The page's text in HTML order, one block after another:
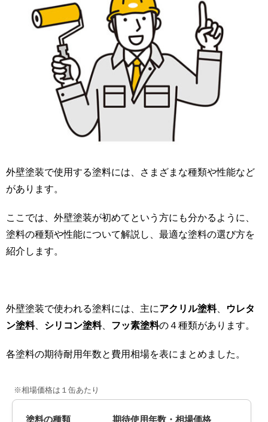
外壁塗装で使用する塗料には、さまざまな種類や性能など
があります。
ここでは、外壁塗装が初めてという方にも分かるように、
塗料の種類や性能について解説し、最適な塗料の選び方を
紹介します。
外壁塗装で使われる塗料には、主にアクリル塗料、
ウレタ
ン塗料、 シリコン塗料、 フッ素塗料の４種類があります。
各塗料の期待耐用年数と費用相場を表にまとめました。
※相場価格は１缶あたり
塗料の種類 期待使用年数・相場価格